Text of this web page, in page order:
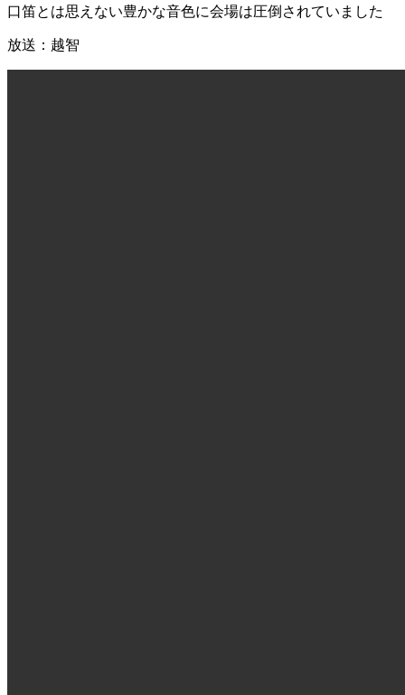
口笛とは思えない豊かな音色に会場は圧倒されていました
放送：越智